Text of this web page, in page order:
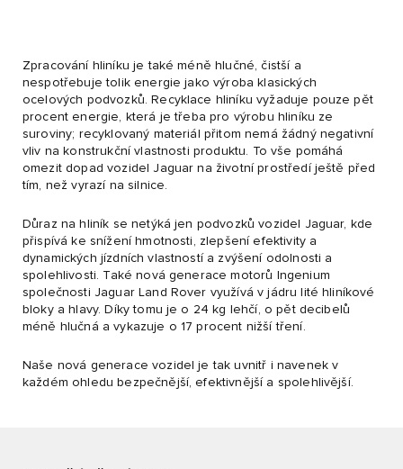
Zpracování hliníku je také méně hlučné, čistší a
nespotřebuje tolik energie jako výroba klasických
ocelových podvozků. Recyklace hliníku vyžaduje pouze pět
procent energie, která je třeba pro výrobu hliníku ze
suroviny; recyklovaný materiál přitom nemá žádný negativní
vliv na konstrukční vlastnosti produktu. To vše pomáhá
omezit dopad vozidel Jaguar na životní prostředí ještě před
tím, než vyrazí na silnice.
Důraz na hliník se netýká jen podvozků vozidel Jaguar, kde
přispívá ke snížení hmotnosti, zlepšení efektivity a
dynamických jízdních vlastností a zvýšení odolnosti a
spolehlivosti. Také nová generace motorů Ingenium
společnosti Jaguar Land Rover využívá v jádru lité hliníkové
bloky a hlavy. Díky tomu je o 24 kg lehčí, o pět decibelů
méně hlučná a vykazuje o 17 procent nižší tření.
Naše nová generace vozidel je tak uvnitř i navenek v
každém ohledu bezpečnější, efektivnější a spolehlivější.